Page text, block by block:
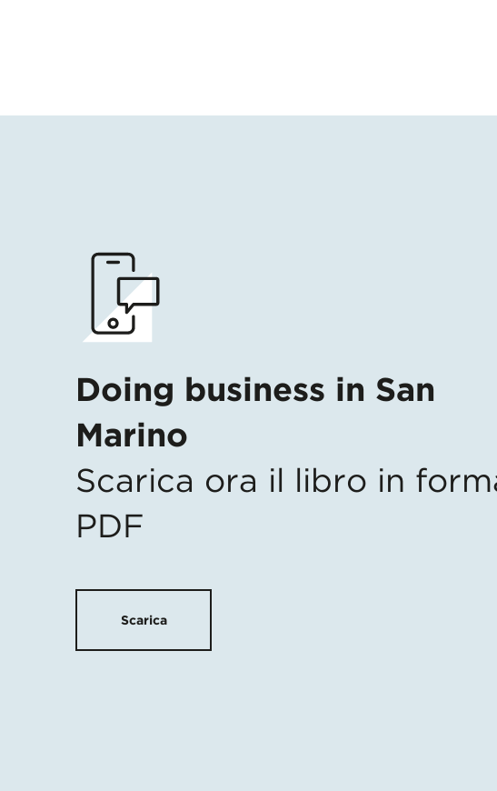
Doing business in San
Marino
Scarica ora il libro in
PDF
Scarica